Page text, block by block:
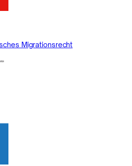
Migrationsrecht